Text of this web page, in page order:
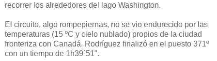
recorrer los alrededores del lago Washington.
El circuito, algo rompepiernas, no se vio endurecido por las
temperaturas (15 ºC y cielo nublado) propios de la ciudad
fronteriza con Canadá. Rodríguez finalizó en el puesto 371º
con un tiempo de 1h39´51".